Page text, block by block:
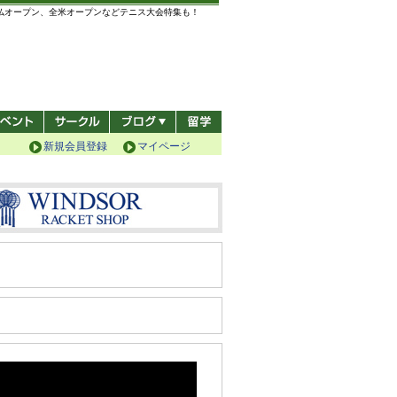
ープン、全米オープンなどテニス大会特集も！
マイページ
新規会員登録